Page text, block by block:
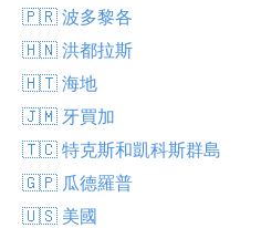
🇵🇷 波多黎各
🇭🇳 洪都拉斯
🇭🇹 海地
🇯🇲 牙買加
🇹🇨 特克斯和凱科斯群島
🇬🇵 瓜德羅普
🇺🇸 美國